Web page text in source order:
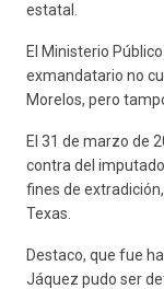
estatal.
El Ministerio
exmandatario no
Morelos, pero
El 31 de marzo de
contra del
fines de
Texas.
Destaco, que fue
Jáquez pudo ser